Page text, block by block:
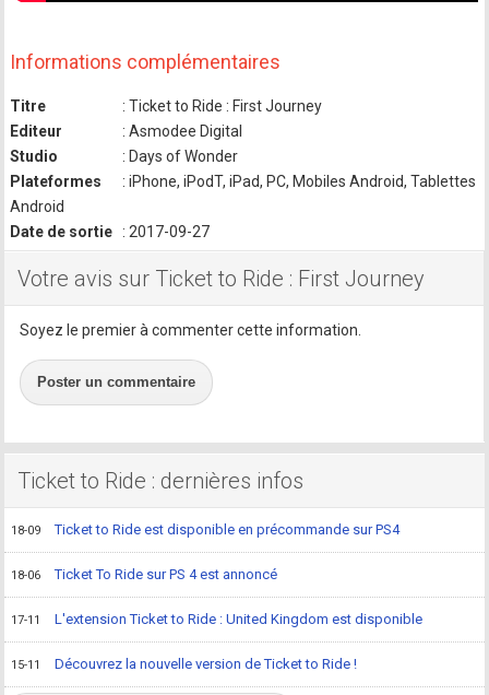
Informations complémentaires
Titre
: Ticket to Ride : First Journey
Editeur
: Asmodee Digital
Studio
: Days of Wonder
Plateformes
: iPhone, iPodT, iPad, PC, Mobiles Android, Tablettes
Android
Date de sortie
: 2017-09-27
Votre avis sur Ticket to Ride : First Journey
Soyez le premier à commenter cette information.
Poster un commentaire
Ticket to Ride : dernières infos
18-09 Ticket to Ride est disponible en précommande sur PS4
18-06 Ticket To Ride sur PS 4 est annoncé
17-11 L'extension Ticket to Ride : United Kingdom est disponible
15-11 Découvrez la nouvelle version de Ticket to Ride !